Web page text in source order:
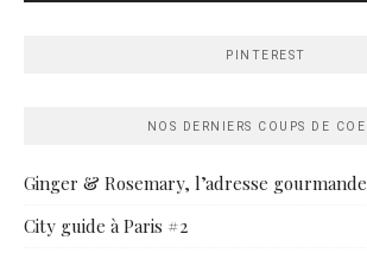
PINTEREST
NOS DERNIERS COUPS DE
Ginger & Rosemary, l’adresse
City guide à Paris #2